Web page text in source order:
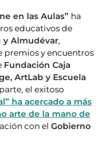
en las Aulas” ha
educativos de
y Almudévar,
y encuentros
Fundación Caja
ArtLab y Escuela
el exitoso
ha acercado a más
arte de la mano de
con el Gobierno